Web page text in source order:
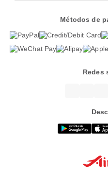
Métodos de
Redes